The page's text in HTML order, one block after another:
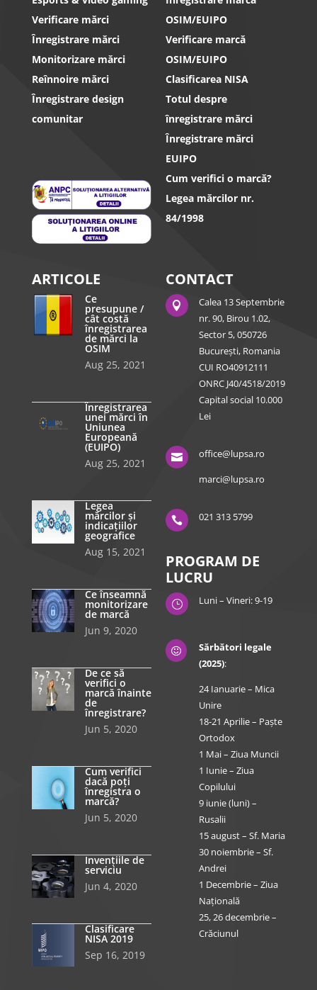
Verificare mărci
Înregistrare mărci
Monitorizare mărci
Reînnoire mărci
Înregistrare design
comunitar
OSIM/EUIPO
Verificare marcă
OSIM/EUIPO
Clasificarea NISA
Totul despre
înregistrare mărci
Înregistrare mărci
EUIPO
Cum verifici o marcă?
Legea mărcilor nr.
84/1998
ARTICOLE
Ce
presupune /
cât costă
înregistrarea
de mărci la
OSIM
Aug 25, 2021
Înregistrarea
unei mărci în
Uniunea
Europeană
(EUIPO)
Aug 25, 2021
Legea
mărcilor și
indicațiilor
geografice
Aug 15, 2021
Ce înseamnă
monitorizare
de marcă
Jun 9, 2020
De ce să
verifici o
marcă înainte
de
înregistrare?
Jun 5, 2020
Cum verifici
dacă poți
înregistra o
marcă?
Jun 5, 2020
Invențiile de
serviciu
Jun 4, 2020
Clasificare
NISA 2019
Sep 16, 2019
CONTACT

Calea 13 Septembrie
nr. 90, Birou 1.02,
Sector 5, 050726
București, Romania
CUI RO40912111
ONRC J40/4518/2019
Capital social 10.000
Lei

office@lupsa.ro
marci@lupsa.ro
 021 313 5799
PROGRAM DE
LUCRU
} Luni – Vineri: 9-19

Sărbători legale
(2025):
24 Ianuarie – Mica
Unire
18-21 Aprilie – Paște
Ortodox
1 Mai – Ziua Muncii
1 Iunie – Ziua
Copilului
9 iunie (luni) –
Rusalii
15 august – Sf. Maria
30 noiembrie – Sf.
Andrei
1 Decembrie – Ziua
Națională
25, 26 decembrie –
Crăciunul